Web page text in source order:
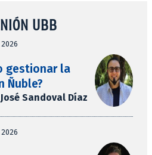
UBB
gestionar la
Ñuble?
José Sandoval Díaz